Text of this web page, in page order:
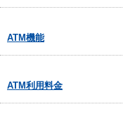
ATM機能
ATM利用料金